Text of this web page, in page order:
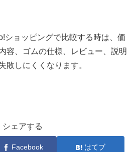
ショッピングで比較する時は、価
容、ゴムの仕様、レビュー、説明
敗しにくくなります。
シェアする
Facebook はてブ